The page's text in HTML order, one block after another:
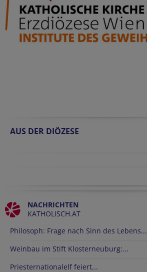
AUS DER DIÖZESE
NACHRICHTEN
KATHOLISCH.AT
Philosoph: Frage nach Sinn des Lebens...
Weinbau im Stift Klosterneuburg:...
Priesternationalelf feiert...